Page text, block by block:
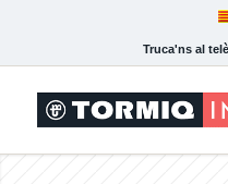
Truca'ns al